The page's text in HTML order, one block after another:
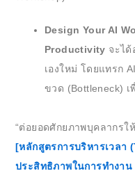
Design Your AI
Productivity จะไ
เองใหม่ โดยแทรก
ขวด (Bottleneck)
“ต่อยอดศักยภาพบุคลากรใ
[หลักสูตรการบริหารเวลา
ประสิทธิภาพในการทำงา